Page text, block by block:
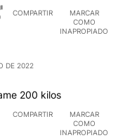
COMPARTIR
MARCAR
COMO
INAPROPIADO
DE 2022
200 kilos
COMPARTIR
MARCAR
COMO
INAPROPIADO